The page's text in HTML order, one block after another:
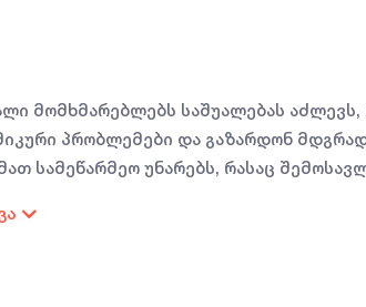
მომხმარებლებს საშუალებას
პრობლემები და გაზარდონ
სამეწარმეო უნარებს, რასაც
დაკავშირებული საქმიანობის